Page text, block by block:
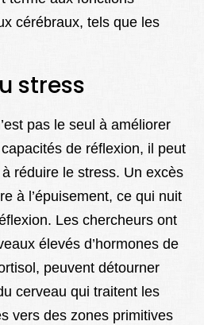
cérébraux, tels que les
stress
pas le seul à améliorer
de réflexion, il peut
réduire le stress. Un excès
à l’épuisement, ce qui nuit
Les chercheurs ont
élevés d’hormones de
peuvent détourner
cerveau qui traitent les
vers des zones primitives